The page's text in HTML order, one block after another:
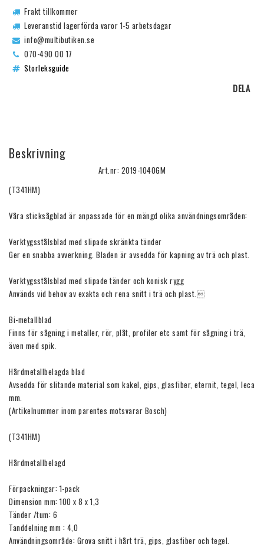
Frakt tillkommer
Leveranstid lagerförda varor 1-5 arbetsdagar
info@multibutiken.se
070-490 00 17
Storleksguide
DELA
Beskrivning
Art.nr: 2019-1040GM
(T341HM)
Våra sticksågblad är anpassade för en mängd olika användningsområden:
Verktygsstålsblad med slipade skränkta tänder
Ger en snabba avverkning. Bladen är avsedda för kapning av trä och plast.
Verktygsstålsblad med slipade tänder och konisk rygg
Används vid behov av exakta och rena snitt i trä och plast.
Bi-metallblad
Finns för sågning i metaller, rör, plåt, profiler etc samt för sågning i trä,
även med spik.
Hårdmetallbelagda blad
Avsedda för slitande material som kakel, gips, glasfiber, eternit, tegel, leca
mm.
(Artikelnummer inom parentes motsvarar Bosch)
(T341HM)
Hårdmetallbelagd
Förpackningar: 1-pack
Dimension mm: 100 x 8 x 1,3
Tänder /tum: 6
Tanddelning mm : 4,0
Användningsområde: Grova snitt i hårt trä, gips, glasfiber och tegel.